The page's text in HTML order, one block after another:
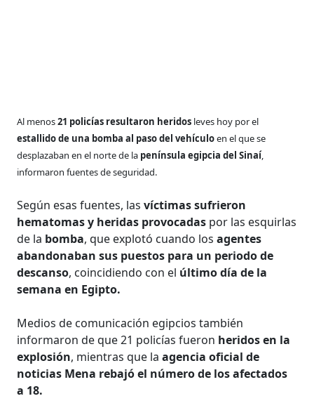
Al menos21 policías resultaron heridos leves hoy por el
estallido de una bomba al paso del vehículoen el que se
desplazaban en el norte de la península egipcia del Sinaí,
informaron fuentes de seguridad.
Según esas fuentes, lasvíctimas sufrieron
hematomas y heridas provocadas por las esquirlas
de la bomba, que explotó cuando losagentes
abandonaban sus puestos para un periodo de
descanso, coincidiendo con el último día de la
semana en Egipto.
Medios de comunicación egipcios también
informaron de que 21 policías fueron heridos en la
explosión, mientras que laagencia oficial de
noticias Mena rebajó el número de los afectados
a 18.